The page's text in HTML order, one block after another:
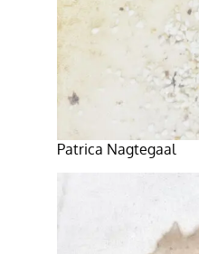
Patrica Nagtegaal